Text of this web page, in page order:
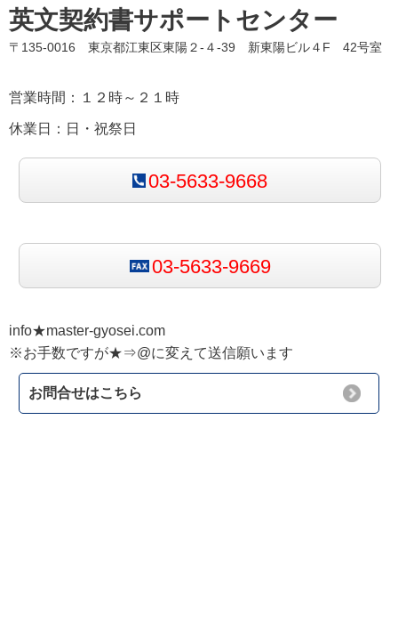
英文契約書サポートセンター
〒135-0016 東京都江東区東陽２-４-39 新東陽ビル４F 42号室
営業時間：１２時～２１時
休業日：日・祝祭日
03-5633-9668
03-5633-9669
info★master-gyosei.com
※お手数ですが★⇒@に変えて送信願います
お問合せはこちら